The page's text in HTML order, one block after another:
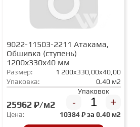
9022-11503-2211 Атакама,
Обшивка (ступень)
1200х330х40 мм
Размер:
1 200x330,00x40,00
Упаковка:
0.40 м2
25962 ₽/м2
Упаковок
- +
Цена: 10384₽ за0.40 м2